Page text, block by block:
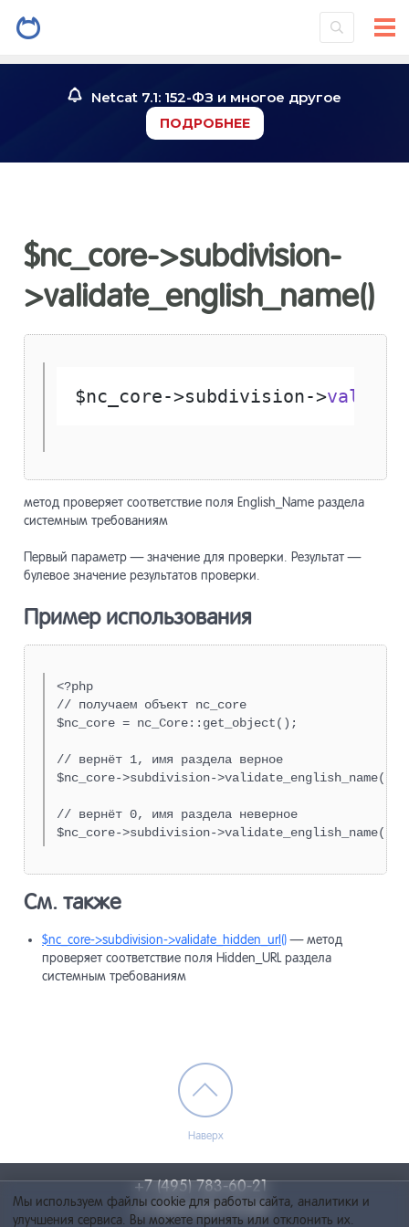
Netcat 7.1: 152-ФЗ и многое другое
ПОДРОБНЕЕ
$nc_core->subdivision-
>validate_english_name()
$nc_core->subdivision->
метод проверяет соответствие поля English_Name раздела
системным требованиям
Первый параметр — значение для проверки. Результат —
булевое значение результатов проверки.
Пример использования
<?php
// получаем объект nc_core
$nc_core = nc_Core::get_object();
// вернёт 1, имя раздела верное
$nc_core->subdivision->validate_english_name(
// вернёт 0, имя раздела неверное
$nc_core->subdivision->validate_english_name(
См. также
$nc_core->subdivision->validate_hidden_url()— метод
проверяет соответствие поля Hidden_URL раздела
системным требованиям
Наверх
+7 (495) 783-60-21
+7 (495) 055-73-84
Мы используем файлы cookie для работы сайта, аналитики и
улучшения сервиса. Вы можете принять или отклонить их.